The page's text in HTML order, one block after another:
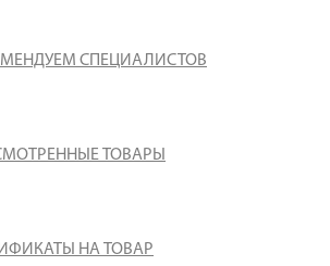
СПЕЦИАЛИСТОВ
ТОВАРЫ
НА ТОВАР